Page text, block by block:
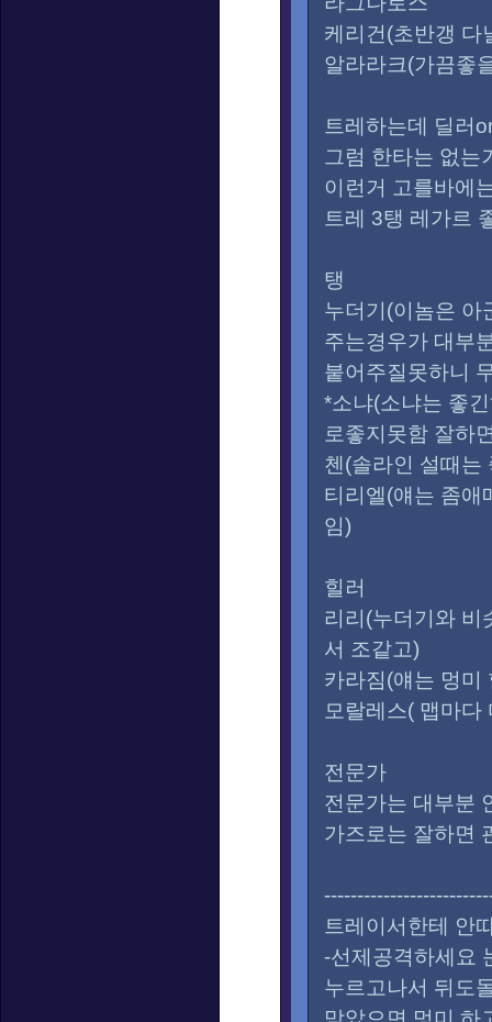
케리건(초반갱 다
알라라크(가끔좋
트레하는데 딜러
그럼 한타는 없
이런거 고를바에
트레 3탱 레가르
탱
누더기(이놈은 아
주는경우가 대부
붙어주질못하니
*소냐(소냐는 좋
로좋지못함 잘하
첸(솔라인 설때는
티리엘(얘는 좀애
임)
힐러
리리(누더기와 비
서 조같고)
카라짐(얘는 멍미
모랄레스( 맵마
전문가
전문가는 대부분
가즈로는 잘하면
트레이서한테 안
-선제공격하세요
누르고나서 뒤도